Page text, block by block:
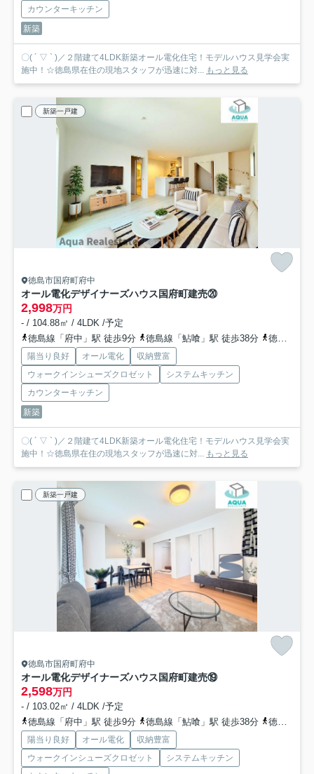
カウンターキッチン
新築
〇( ´ ▽ ` )／２階建て4LDK新築オール電化住宅！モデルハウス見学会実
施中！☆徳島県在住の現地スタッフが迅速に対...
もっと見る
新築一戸建
徳島市国府町府中
オール電化デザイナーズハウス国府町建売⑳
2,998万円
- / 104.88㎡ / 4LDK /予定
徳島線「府中」駅 徒歩9分
徳島線「鮎喰」駅 徒歩38分 徳島線「石井」駅 徒歩43分
陽当り良好 オール電化
収納豊富
ウォークインシューズクロゼット
システムキッチン
カウンターキッチン
新築
〇( ´ ▽ ` )／２階建て4LDK新築オール電化住宅！モデルハウス見学会実
施中！☆徳島県在住の現地スタッフが迅速に対...
もっと見る
新築一戸建
徳島市国府町府中
オール電化デザイナーズハウス国府町建売⑲
2,598万円
- / 103.02㎡ / 4LDK /予定
徳島線「府中」駅 徒歩9分
徳島線「鮎喰」駅 徒歩38分 徳島線「石井」駅 徒歩43分
陽当り良好 オール電化
収納豊富
ウォークインシューズクロゼット
システムキッチン